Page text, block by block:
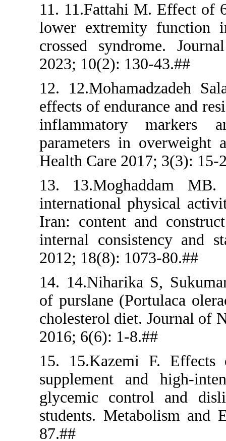
11.
lower
crossed
2023;
12.
effects of
Health
13.
Iran:
internal
2012;
14.
of
cholesterol
2016; 6(6):
15.
glycemic
students.